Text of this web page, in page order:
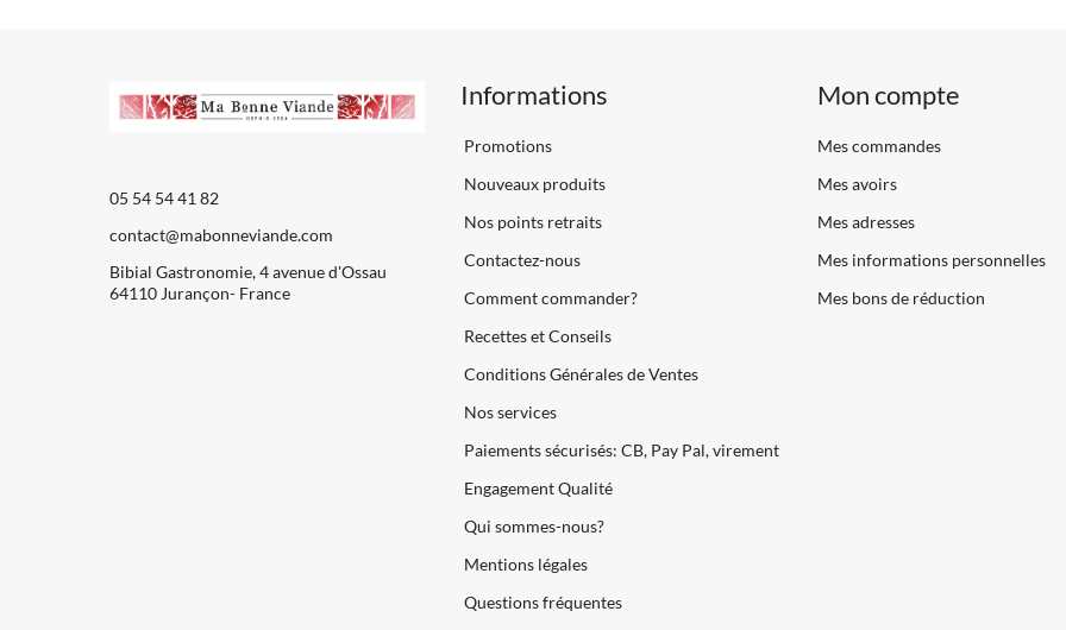
05 54 54 41 82
contact@mabonneviande.com
Bibial Gastronomie, 4 avenue d'Ossau
64110 Jurançon- France
Informations
Promotions
Nouveaux produits
Nos points retraits
Contactez-nous
Comment commander?
Recettes et Conseils
Conditions Générales de Ventes
Nos services
Paiements sécurisés: CB, Pay Pal, virement
Engagement Qualité
Qui sommes-nous?
Mentions légales
Questions fréquentes
Mon compte
Mes commandes
Mes avoirs
Mes adresses
Mes informations personnelles
Mes bons de réduction